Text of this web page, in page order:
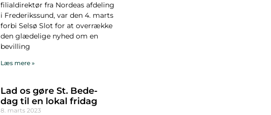
filialdirektør fra Nordeas afdeling
i Frederikssund, var den 4. marts
forbi Selsø Slot for at overrække
den glædelige nyhed om en
bevilling
Læs mere »
Lad os gøre St. Bede-
dag til en lokal fridag
8. marts 2023